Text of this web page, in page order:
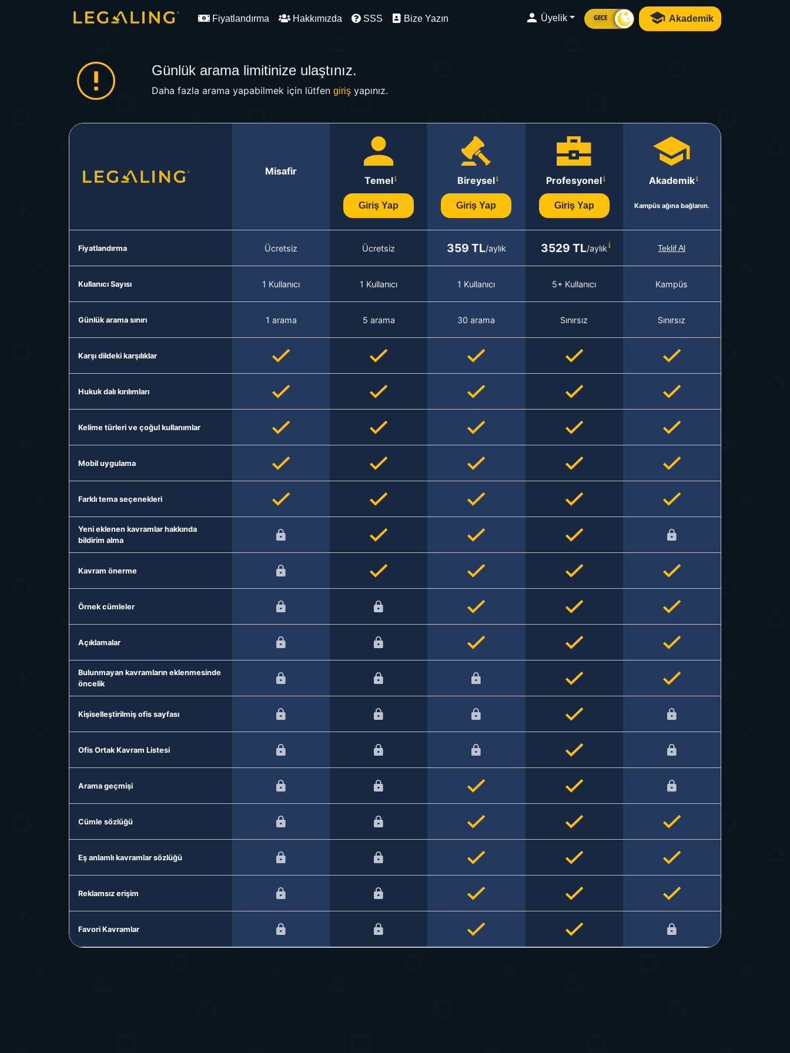
Fiyatlandırma Hakkımızda SSS Bize Yazın Üyelik GECE Akademik
Günlük arama limitinize ulaştınız.
Daha fazla arama yapabilmek için lütfen girişyapınız.
Misafir
Temel
Giriş Yap
Bireysel
Giriş Yap
Profesyonel
Giriş Yap
Akademik
Kampüs ağına bağlanın.
Fiyatlandırma Ücretsiz Ücretsiz 359 TL/aylık 3529 TL/aylık Teklif Al
Kullanıcı Sayısı 1 Kullanıcı 1 Kullanıcı 1 Kullanıcı 5+ Kullanıcı Kampüs
Günlük arama sınırı 1 arama 5 arama 30 arama Sınırsız Sınırsız
Karşı dildeki karşılıklar
Hukuk dalı kırılımları
Kelime türleri ve çoğul kullanımlar
Mobil uygulama
Farklı tema seçenekleri
Yeni eklenen kavramlar hakkında
bildirim alma
Kavram önerme
Örnek cümleler
Açıklamalar
Bulunmayan kavramların eklenmesinde
öncelik
Kişiselleştirilmiş ofis sayfası
Ofis Ortak Kavram Listesi
Arama geçmişi
Cümle sözlüğü
Eş anlamlı kavramlar sözlüğü
Reklamsız erişim
Favori Kavramlar